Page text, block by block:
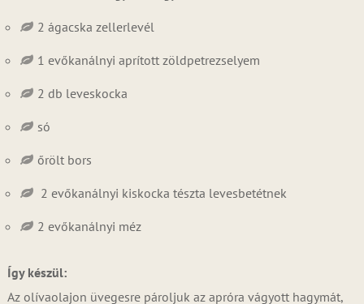
2 ágacska zellerlevél
1 evőkanálnyi aprított zöldpetrezselyem
2 db leveskocka
só
őrölt bors
2 evőkanálnyi kiskocka tészta levesbetétnek
2 evőkanálnyi méz
Így készül:
Az olívaolajon üvegesre pároljuk az apróra vágyott hagymát,